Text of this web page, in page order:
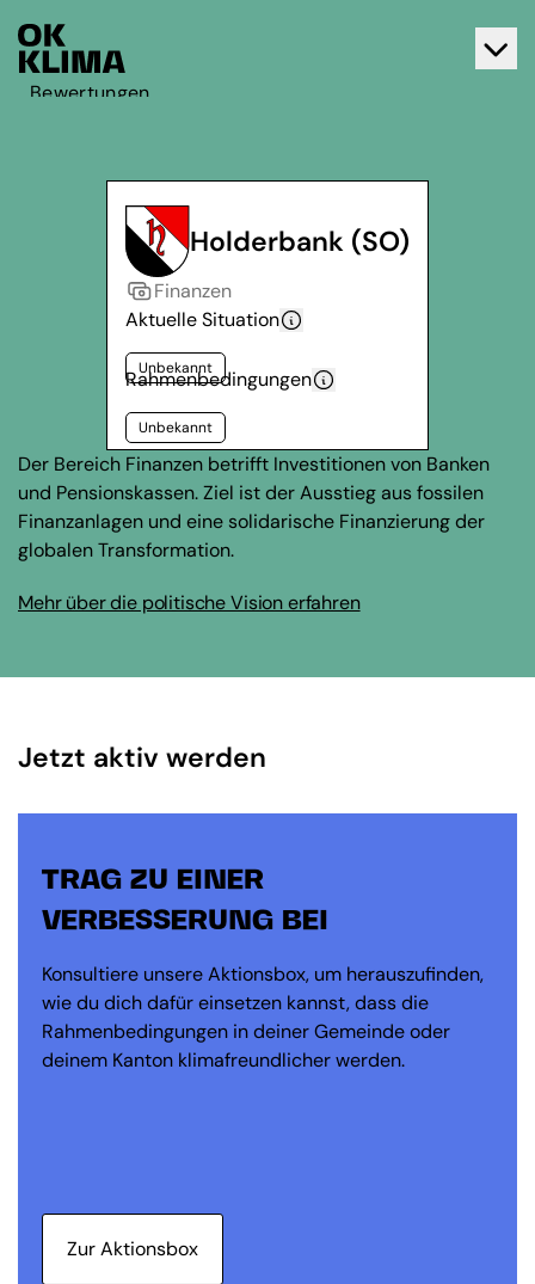
Bewertungen
Deutsch
Français
Holderbank (SO)
Finanzen
Aktuelle Situation
Unbekannt
Rahmenbedingungen
Unbekannt
Der Bereich Finanzen betrifft Investitionen von Banken
und Pensionskassen. Ziel ist der Ausstieg aus fossilen
Finanzanlagen und eine solidarische Finanzierung der
globalen Transformation.
Mehr über die politische Vision erfahren
Jetzt aktiv werden
TRAG ZU EINER
VERBESSERUNG BEI
Konsultiere unsere Aktionsbox, um herauszufinden,
wie du dich dafür einsetzen kannst, dass die
Rahmenbedingungen in deiner Gemeinde oder
deinem Kanton klimafreundlicher werden.
Zur Aktionsbox